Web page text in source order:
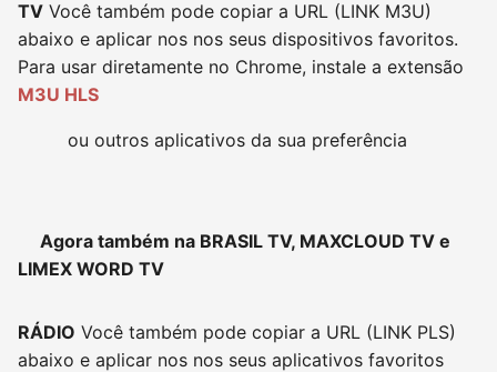
TV Você também pode copiar a URL (LINK M3U)
abaixo e aplicar nos nos seus dispositivos favoritos.
Para usar diretamente no Chrome, instale a extensão
M3U HLS
ou outros aplicativos da sua preferência
Agora também na BRASIL TV, MAXCLOUD TV e
LIMEX WORD TV
RÁDIO Você também pode copiar a URL (LINK PLS)
abaixo e aplicar nos nos seus aplicativos favoritos